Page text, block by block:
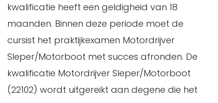
kwalificatie heeft een geldigheid van 18
maanden. Binnen deze periode moet de
cursist het praktijkexamen Motordrijver
Sleper/Motorboot met succes afronden. De
kwalificatie Motordrijver Sleper/Motorboot
(22102) wordt uitgereikt aan degene die het